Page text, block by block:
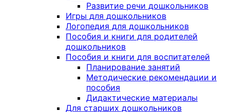
Развитие речи дошкольников
Игры для дошкольников
Логопедия для дошкольников
Пособия и книги для родителей
дошкольников
Пособия и книги для воспитателей
Планирование занятий
Методические рекомендации и
пособия
Дидактические материалы
Для старших дошкольников